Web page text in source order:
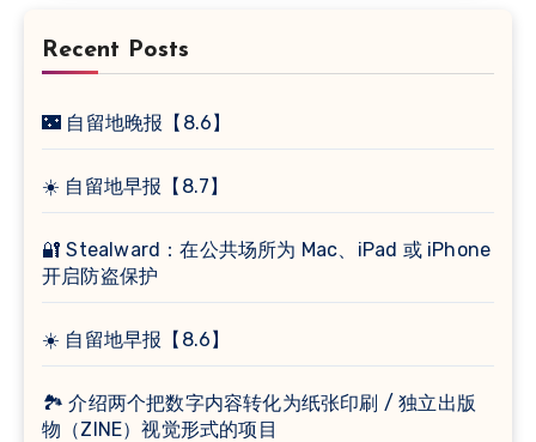
Recent Posts
🌃 自留地晚报【8.6】
☀️ 自留地早报【8.7】
🔐 Stealward：在公共场所为 Mac、iPad 或 iPhone
开启防盗保护
☀️ 自留地早报【8.6】
🏞 介绍两个把数字内容转化为纸张印刷 / 独立出版
物（ZINE）视觉形式的项目